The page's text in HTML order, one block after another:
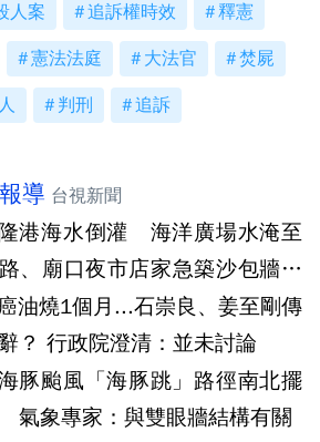
人案 追訴權時效 釋憲
憲法法庭 大法官 焚屍
判刑 追訴
導 台視新聞
港海水倒灌 海洋廣場水淹至
、廟口夜市店家急築沙包牆擋
油燒1個月...石崇良、姜至剛傳
請辭？ 行政院澄清：並未討論
豚颱風「海豚跳」路徑南北擺
象專家：與雙眼牆結構有關